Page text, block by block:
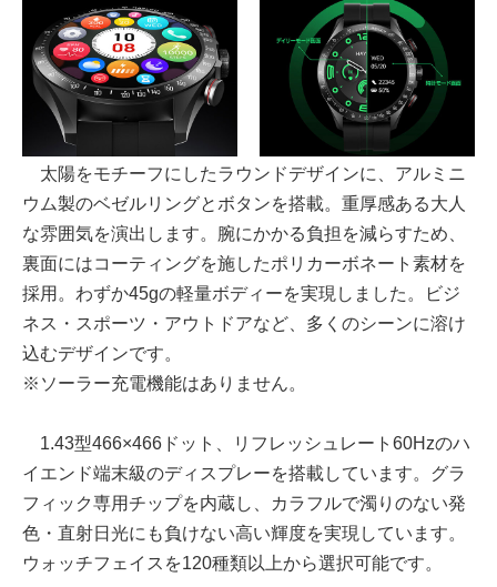
太陽をモチーフにしたラウンドデザインに、アルミニ
ウム製のベゼルリングとボタンを搭載。重厚感ある大人
な雰囲気を演出します。腕にかかる負担を減らすため、
裏面にはコーティングを施したポリカーボネート素材を
採用。わずか45gの軽量ボディーを実現しました。ビジ
ネス・スポーツ・アウトドアなど、多くのシーンに溶け
込むデザインです。
※ソーラー充電機能はありません。
1.43型466×466ドット、リフレッシュレート60Hzのハ
イエンド端末級のディスプレーを搭載しています。グラ
フィック専用チップを内蔵し、カラフルで濁りのない発
色・直射日光にも負けない高い輝度を実現しています。
ウォッチフェイスを120種類以上から選択可能です。